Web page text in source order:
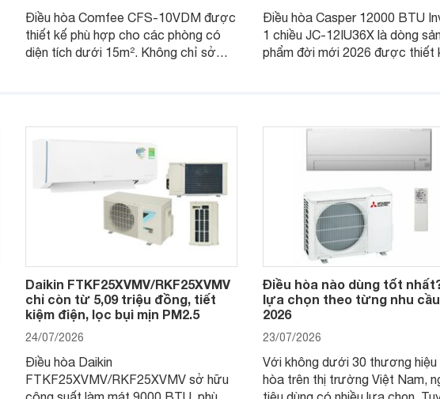
Điều hòa Comfee CFS-10VDM được
thiết kế phù hợp cho các phòng có
diện tích dưới 15m². Không chỉ sở
mức giá dễ tiếp cận.
Điều hòa Casper 12000 BTU
1 chiều JC-12IU36X là dòng
phẩm đời mới 2026 được thiết
Daikin FTKF25XVMV/RKF25XVMV
chỉ còn từ 5,09 triệu đồng, tiết
kiệm điện, lọc bụi mịn PM2.5
24/07/2026
Điều hòa Daikin
FTKF25XVMV/RKF25XVMV sở hữu
Điều hòa nào dùng tốt
lựa chọn theo từng nhu
2026
23/07/2026
Với không dưới 30 thương hiệu
hòa trên thị trường Việt Nam,